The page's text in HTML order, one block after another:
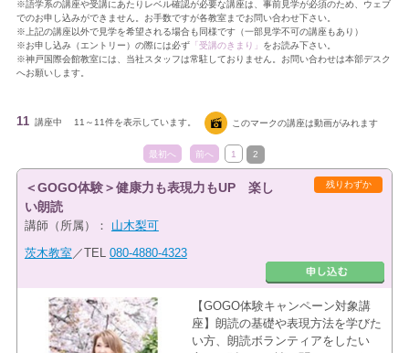
※語学系の講座や受講にあたりレベル確認が必要な講座は、事前見学が必須のため、ウェブ
でのお申し込みができません。お手数ですが各教室までお問い合わせ下さい。
※上記の講座以外で見学を希望される場合も同様です（一部見学不可の講座もあり）
※お申し込み（エントリー）の際には必ず「受講のきまり」 をお読み下さい。
※神戸国際会館教室には、当社スタッフは常駐しておりません。お問い合わせは本部デスク
へお願いします。
11 講座中 11～11件を表示しています。 このマークの講座は動画がみれます
最初へ 前へ 1 2
残りわずか
＜GOGO体験＞健康力も表現力もUP 楽し
い朗読
講師（所属）： 山木梨可
茨木教室 ／TEL 080-4880-4323
【GOGO体験キャンペーン対象講
座】朗読の基礎や表現方法を学びた
い方、朗読ボランティアをしたい